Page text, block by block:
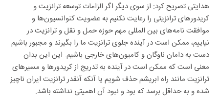
هدایتی تصریح کرد: از سوی دیگر اگر الزامات توسعه ترانزیت و
کریدورهای ترانزیتی را رعایت نکنیم به عضویت کنوانسیون‌ها و
موافقت نامه‌های بین المللی مهم حوزه حمل و نقل و ترانزیت در
نیاییم، ممکن است در آینده جلوی ترانزیت ما را بگیرند و مجبور باشیم
دست به دامان ناوگان و کامیون‌های خارجی باشیم. این این بدان
معنی است که ممکن است در آینده به تدریج از کریدورها و مسیرهای
ترانزیت مانند راه ابریشم حذف شویم یا آنکه آنقدر ترانزیت ایران ناچیز
شده و به حداقل برسد که بود و نبود آن اهمیتی نداشته باشد.